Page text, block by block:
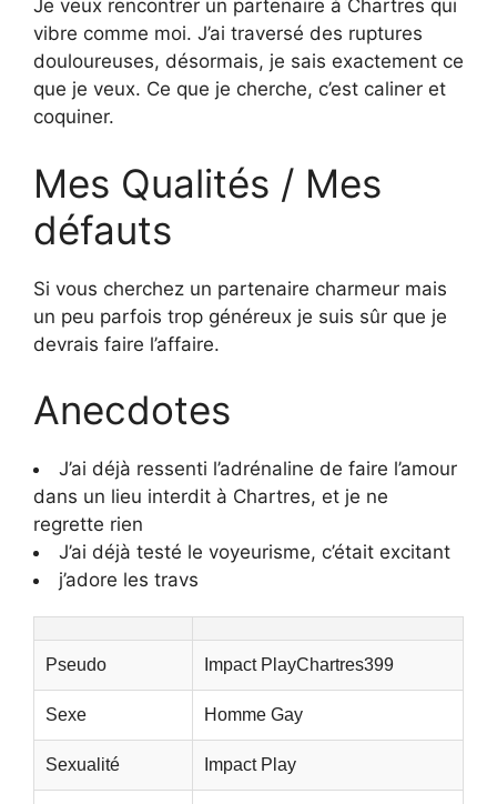
Je veux rencontrer un partenaire à Chartres qui
vibre comme moi. J’ai traversé des ruptures
douloureuses, désormais, je sais exactement ce
que je veux. Ce que je cherche, c’est caliner et
coquiner.
Mes Qualités / Mes
défauts
Si vous cherchez un partenaire charmeur mais
un peu parfois trop généreux je suis sûr que je
devrais faire l’affaire.
Anecdotes
J’ai déjà ressenti l’adrénaline de faire l’amour
dans un lieu interdit à Chartres, et je ne
regrette rien
J’ai déjà testé le voyeurisme, c’était excitant
j’adore les travs
Pseudo Impact PlayChartres399
Sexe Homme Gay
Sexualité Impact Play